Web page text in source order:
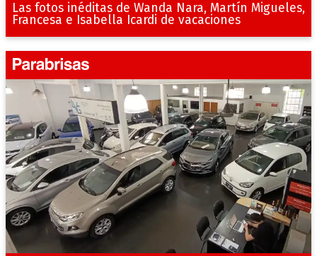
Las fotos inéditas de Wanda Nara, Martín Migueles,
Francesa e Isabella Icardi de vacaciones